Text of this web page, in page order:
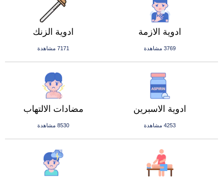
ادوية الزنك
7171 مشاهدة
ادوية الازمة
3769 مشاهدة
مضادات الالتهاب
8530 مشاهدة
ادوية الاسبرين
4253 مشاهدة